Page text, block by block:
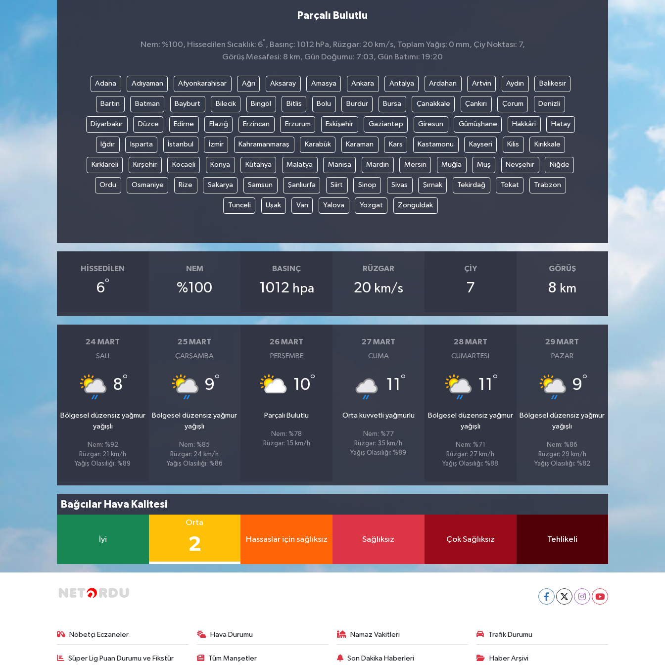
Parçalı Bulutlu
Nem: %100, Hissedilen Sıcaklık: 6° , Basınç: 1012 hPa, Rüzgar: 20 km/s, Toplam Yağış: 0 mm, Çiy Noktası: 7,
Görüş Mesafesi: 8 km, Gün Doğumu: 7:03, Gün Batımı: 19:20
Adana Adıyaman Afyonkarahisar Ağrı Aksaray Amasya Ankara Antalya Ardahan Artvin Aydın Balıkesir
Bartın Batman Bayburt Bilecik Bingöl Bitlis Bolu Burdur Bursa Çanakkale Çankırı Çorum Denizli
Diyarbakır Düzce Edirne Elazığ Erzincan Erzurum Eskişehir Gaziantep Giresun Gümüşhane Hakkâri Hatay
Iğdır Isparta İstanbul İzmir Kahramanmaraş Karabük Karaman Kars Kastamonu Kayseri Kilis Kırıkkale
Kırklareli Kırşehir Kocaeli Konya Kütahya Malatya Manisa Mardin Mersin Muğla Muş Nevşehir Niğde
Ordu Osmaniye Rize Sakarya Samsun Şanlıurfa Siirt Sinop Sivas Şırnak Tekirdağ Tokat Trabzon
Tunceli Uşak Van Yalova Yozgat Zonguldak
HISSEDILEN
6°
NEM
%100
BASINÇ
1012 hpa
RÜZGAR
20 km/s
ÇIY
7
GÖRÜŞ
8 km
24 MART
SALI
8°
Bölgesel düzensiz yağmur
yağışlı
Nem: %92
Rüzgar: 21 km/h
Yağış Olasılığı: %89
25 MART
ÇARŞAMBA
9°
Bölgesel düzensiz yağmur
yağışlı
Nem: %85
Rüzgar: 24 km/h
Yağış Olasılığı: %86
26 MART
PERŞEMBE
10°
Parçalı Bulutlu
Nem: %78
Rüzgar: 15 km/h
27 MART
CUMA
11 °
Orta kuvvetli yağmurlu
Nem: %77
Rüzgar: 35 km/h
Yağış Olasılığı: %89
28 MART
CUMARTESI
11 °
Bölgesel düzensiz yağmur
yağışlı
Nem: %71
Rüzgar: 27 km/h
Yağış Olasılığı: %88
29 MART
PAZAR
9°
Bölgesel düzensiz yağmur
yağışlı
Nem: %86
Rüzgar: 29 km/h
Yağış Olasılığı: %82
Bağcılar Hava Kalitesi
İyi
Orta
2 Hassaslar için sağlıksız Sağlıksız Çok Sağlıksız Tehlikeli
Nöbetçi Eczaneler Hava Durumu Namaz Vakitleri Trafik Durumu
Süper Lig Puan Durumu ve Fikstür Tüm Manşetler Son Dakika Haberleri Haber Arşivi
OTOMOBİL